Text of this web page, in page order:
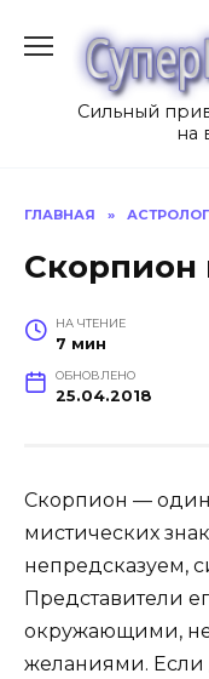
содержанию
Сильный
на
ГЛАВНАЯ »
Скорпион
НА ЧТЕНИЕ
7 мин
ОБНОВЛЕНО
25.04.2018
Скорпион — один
мистических
непредсказуем,
Представители
окружающими, не
желаниями. Если